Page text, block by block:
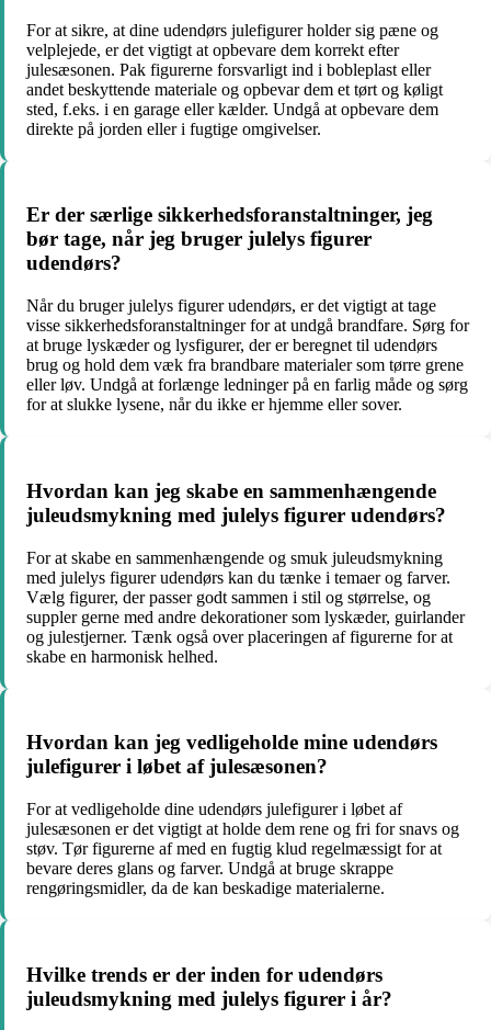
For at sikre, at dine udendørs julefigurer holder sig pæne og
velplejede, er det vigtigt at opbevare dem korrekt efter
julesæsonen. Pak figurerne forsvarligt ind i bobleplast eller
andet beskyttende materiale og opbevar dem et tørt og køligt
sted, f.eks. i en garage eller kælder. Undgå at opbevare dem
direkte på jorden eller i fugtige omgivelser.
Er der særlige sikkerhedsforanstaltninger, jeg
bør tage, når jeg bruger julelys figurer
udendørs?
Når du bruger julelys figurer udendørs, er det vigtigt at tage
visse sikkerhedsforanstaltninger for at undgå brandfare. Sørg for
at bruge lyskæder og lysfigurer, der er beregnet til udendørs
brug og hold dem væk fra brandbare materialer som tørre grene
eller løv. Undgå at forlænge ledninger på en farlig måde og sørg
for at slukke lysene, når du ikke er hjemme eller sover.
Hvordan kan jeg skabe en sammenhængende
juleudsmykning med julelys figurer udendørs?
For at skabe en sammenhængende og smuk juleudsmykning
med julelys figurer udendørs kan du tænke i temaer og farver.
Vælg figurer, der passer godt sammen i stil og størrelse, og
suppler gerne med andre dekorationer som lyskæder, guirlander
og julestjerner. Tænk også over placeringen af figurerne for at
skabe en harmonisk helhed.
Hvordan kan jeg vedligeholde mine udendørs
julefigurer i løbet af julesæsonen?
For at vedligeholde dine udendørs julefigurer i løbet af
julesæsonen er det vigtigt at holde dem rene og fri for snavs og
støv. Tør figurerne af med en fugtig klud regelmæssigt for at
bevare deres glans og farver. Undgå at bruge skrappe
rengøringsmidler, da de kan beskadige materialerne.
Hvilke trends er der inden for udendørs
juleudsmykning med julelys figurer i år?